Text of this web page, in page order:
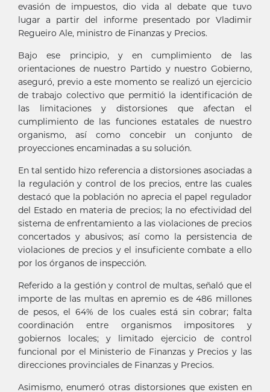
evasión de impuestos, dio vida al debate que tuvo
lugar a partir del informe presentado por Vladimir
Regueiro Ale, ministro de Finanzas y Precios.
Bajo ese principio, y en cumplimiento de las
orientaciones de nuestro Partido y nuestro Gobierno,
aseguró, previo a este momento se realizó un ejercicio
de trabajo colectivo que permitió la identificación de
las limitaciones y distorsiones que afectan el
cumplimiento de las funciones estatales de nuestro
organismo, así como concebir un conjunto de
proyecciones encaminadas a su solución.
En tal sentido hizo referencia a distorsiones asociadas a
la regulación y control de los precios, entre las cuales
destacó que la población no aprecia el papel regulador
del Estado en materia de precios; la no efectividad del
sistema de enfrentamiento a las violaciones de precios
concertados y abusivos; así como la persistencia de
violaciones de precios y el insuficiente combate a ello
por los órganos de inspección.
Referido a la gestión y control de multas, señaló que el
importe de las multas en apremio es de 486 millones
de pesos, el 64% de los cuales está sin cobrar; falta
coordinación entre organismos impositores y
gobiernos locales; y limitado ejercicio de control
funcional por el Ministerio de Finanzas y Precios y las
direcciones provinciales de Finanzas y Precios.
Asimismo, enumeró otras distorsiones que existen en